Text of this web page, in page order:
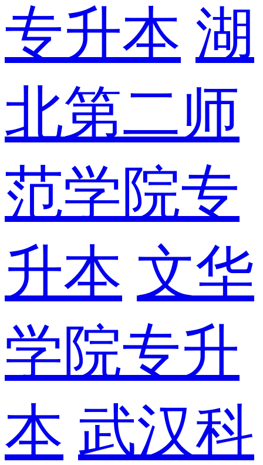
专升本 湖
北第二师
范学院专
升本 文华
学院专升
本 武汉科